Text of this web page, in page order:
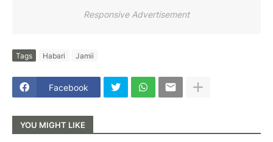
Responsive Advertisement
Tags Habari Jamii
Facebook
YOU MIGHT LIKE